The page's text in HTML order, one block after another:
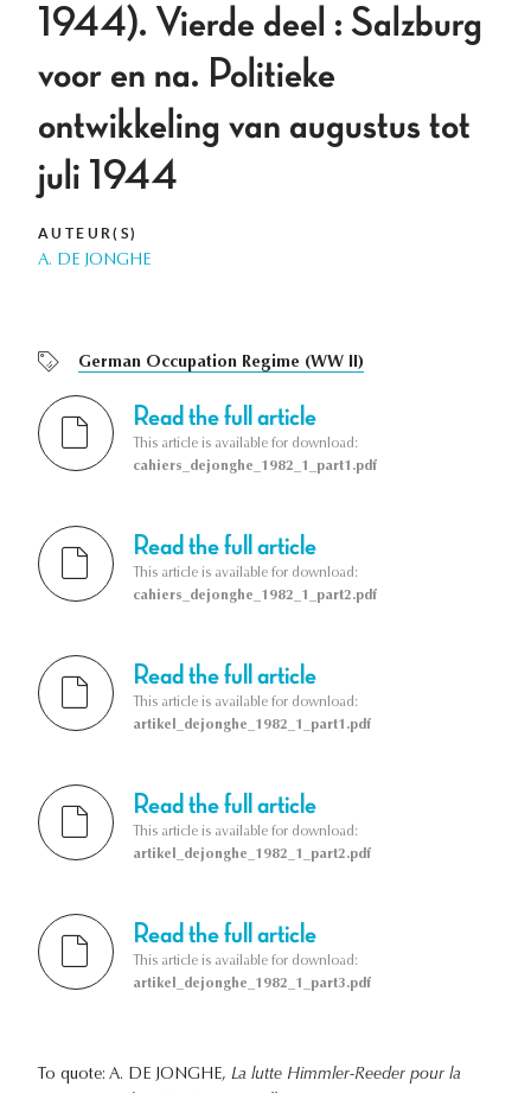
1944). Vierde deel : Salzburg
voor en na. Politieke
ontwikkeling van augustus tot
juli 1944
AUTEUR(S)
A. DE JONGHE
German Occupation Regime (WW II)
Read the full article
This article is available for download:
cahiers_dejonghe_1982_1_part1.pdf
Read the full article
This article is available for download:
cahiers_dejonghe_1982_1_part2.pdf
Read the full article
This article is available for download:
artikel_dejonghe_1982_1_part1.pdf
Read the full article
This article is available for download:
artikel_dejonghe_1982_1_part2.pdf
Read the full article
This article is available for download:
artikel_dejonghe_1982_1_part3.pdf
To quote: A. DE JONGHE, La lutte Himmler-Reeder pour la